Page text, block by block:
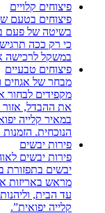
פיצוחים קלויים
פיצוחים בטעם
בשיטה של פעם
כי רק ככה
במשקל לרכישה
פיצוחים טבעיים
מבחר של אגוזים
מקפידים לבחור
את ההבדל, אזור
במאיר קלייה
הנוכחית.
פירות יבשים
פירות יבשים
יבשים בתפזורת
מראש באריזות
עד הבית,
קלייה יפואית”.